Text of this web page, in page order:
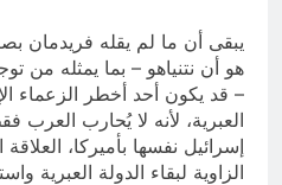
يبقى أن ما لم يقله فريدمان
هو أن نتنياهو – بما يمثله من
– قد يكون أحد أخطر الزعماء
العبرية، لأنه لا يُحارب العرب
إسرائيل نفسها بأميركا،
الزاوية لبقاء الدولة العبرية